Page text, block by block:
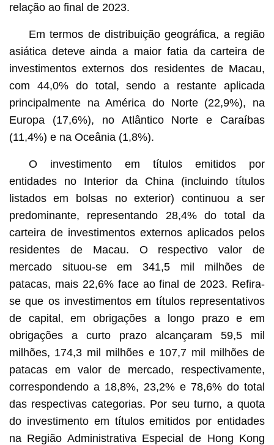
relação ao final de 2023.
Em termos de distribuição geográfica, a região
asiática deteve ainda a maior fatia da carteira de
investimentos externos dos residentes de Macau,
com 44,0% do total, sendo a restante aplicada
principalmente na América do Norte (22,9%), na
Europa (17,6%), no Atlântico Norte e Caraíbas
(11,4%) e na Oceânia (1,8%).
O investimento em títulos emitidos por
entidades no Interior da China (incluindo títulos
listados em bolsas no exterior) continuou a ser
predominante, representando 28,4% do total da
carteira de investimentos externos aplicados pelos
residentes de Macau. O respectivo valor de
mercado situou-se em 341,5 mil milhões de
patacas, mais 22,6% face ao final de 2023. Refira-
se que os investimentos em títulos representativos
de capital, em obrigações a longo prazo e em
obrigações a curto prazo alcançaram 59,5 mil
milhões, 174,3 mil milhões e 107,7 mil milhões de
patacas em valor de mercado, respectivamente,
correspondendo a 18,8%, 23,2% e 78,6% do total
das respectivas categorias. Por seu turno, a quota
do investimento em títulos emitidos por entidades
na Região Administrativa Especial de Hong Kong